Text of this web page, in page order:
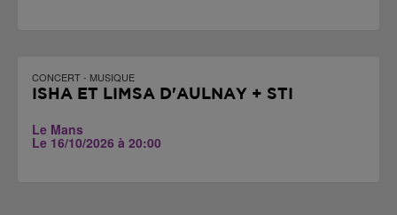
CONCERT - MUSIQUE
ISHA ET LIMSA D'AULNAY + STI
Le Mans
Le 16/10/2026 à 20:00